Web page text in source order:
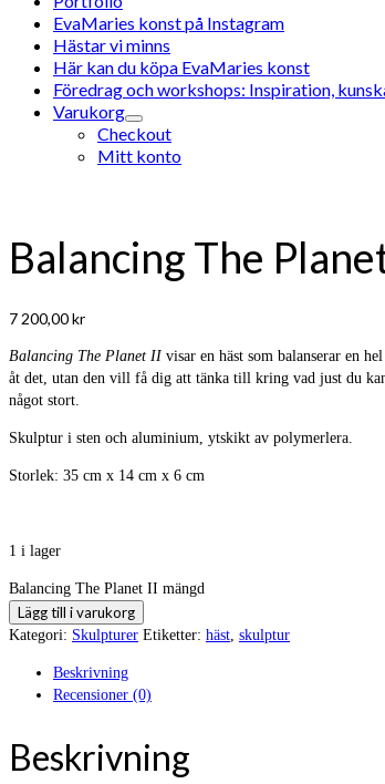
EvaMaries konst på Instagram
Hästar vi minns
Här kan du köpa EvaMaries konst
Föredrag och workshops: Inspiration,
Varukorg
Checkout
Mitt konto
Balancing The
7 200,00kr
Balancing The Planet II visar en häst som balanserar en
åt det, utan den vill få dig att tänka till kring vad just du
något stort.
Skulptur i sten och aluminium, ytskikt av polymerlera.
Storlek: 35 cm x 14 cm x 6 cm
1 i lager
Balancing The Planet II mängd
Lägg till i varukorg
Kategori: Skulpturer Etiketter: häst skulptur
Beskrivning
Recensioner (0)
Beskrivning